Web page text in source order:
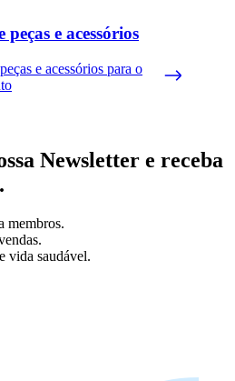
peças e acessórios
e acessórios para o
Newsletter e receba
membros.
vida saudável.